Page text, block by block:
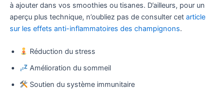
à ajouter dans vos smoothies ou tisanes. D’ailleurs, pour un
aperçu plus technique, n’oubliez pas de consulter cet article
sur les effets anti-inflammatoires des champignons.
Réduction du stress
Amélioration du sommeil
Soutien du système immunitaire